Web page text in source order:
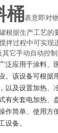
桶表意即对
根据生产工艺的
拌过程中可实现
它手动自动控制
泛应用于涂料、
。该设备可根据
以及设置加热、
有夹套电加热、
作简单、使用方
设备。